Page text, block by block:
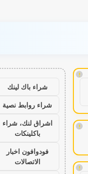
!
!
!
شراء باك لينك
شراء روابط نصية
اشراق لنك، شراء
باكلينكات
فودوافون اخبار
الاتصالات